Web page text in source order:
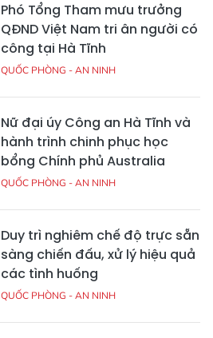
Phó Tổng Tham mưu trưởng
QĐND Việt Nam tri ân người có
công tại Hà Tĩnh
QUỐC PHÒNG - AN NINH
Nữ đại úy Công an Hà Tĩnh và
hành trình chinh phục học
bổng Chính phủ Australia
QUỐC PHÒNG - AN NINH
Duy trì nghiêm chế độ trực sẵn
sàng chiến đấu, xử lý hiệu quả
các tình huống
QUỐC PHÒNG - AN NINH